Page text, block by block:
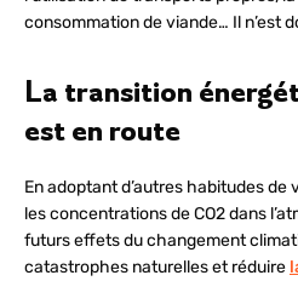
consommation de viande… Il n’est
La transition
est en route
En adoptant d’autres habitudes de
les concentrations de CO2 dans
futurs effets du changement
catastrophes naturelles et réduire